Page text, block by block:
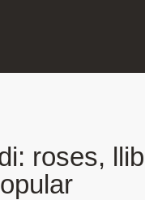
roses,